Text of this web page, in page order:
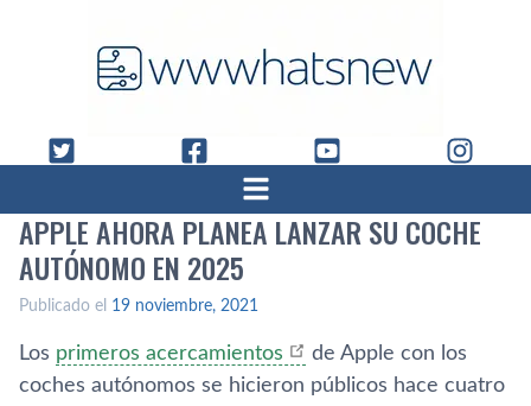
APPLE AHORA PLANEA LANZAR SU COCHE
AUTÓNOMO EN 2025
Publicado el 19 noviembre, 2021
Los primeros acercamientos
de Apple con los
coches autónomos se hicieron públicos hace cuatro